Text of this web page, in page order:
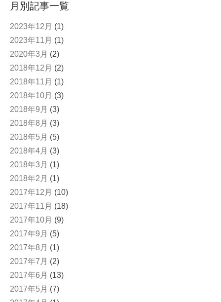
月別記事一覧
2023年12月 (1)
2023年11月 (1)
2020年3月 (2)
2018年12月 (2)
2018年11月 (1)
2018年10月 (3)
2018年9月 (3)
2018年8月 (3)
2018年5月 (5)
2018年4月 (3)
2018年3月 (1)
2018年2月 (1)
2017年12月 (10)
2017年11月 (18)
2017年10月 (9)
2017年9月 (5)
2017年8月 (1)
2017年7月 (2)
2017年6月 (13)
2017年5月 (7)